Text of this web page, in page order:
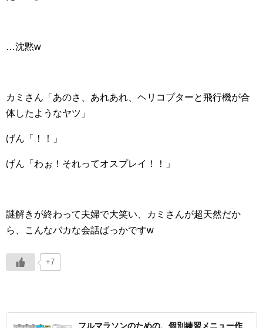
…沈黙w
カミさん「あのさ、あれあれ、ヘリコプターと飛行機が合
体したようなヤツ」
げん「！！」
げん「わぉ！それってオスプレイ！！」
謎解きが終わって夫婦で大笑い、カミさんが超天然だか
ら、こんなバカな会話ばっかですw
+7
フルマラソンのための、個別練習メニュー作